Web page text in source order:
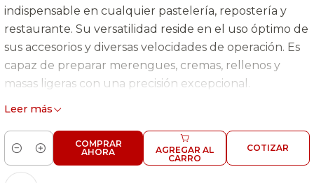
indispensable en cualquier pastelería, repostería y
restaurante. Su versatilidad reside en el uso óptimo de
sus accesorios y diversas velocidades de operación. Es
capaz de preparar merengues, cremas, rellenos y
masas ligeras con una precisión excepcional.
Características Generales
Bowl desmontable de acero inoxidable.
Incluye batidor de alambre, lira y gancho.
Leer más
Cantidad
AGREGAR AL
CARRO
COMPRAR
AHORA
COTIZAR